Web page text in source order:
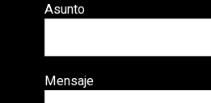
Asunto
Mensaje